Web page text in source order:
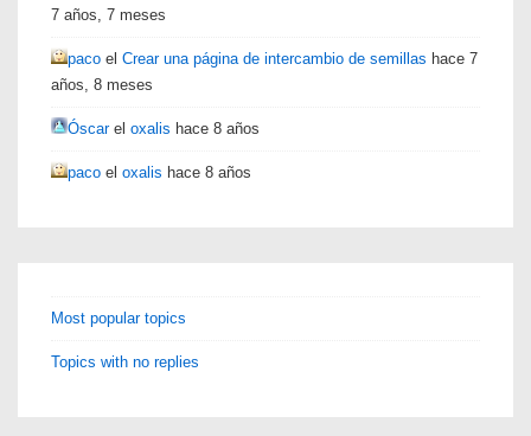
7 años, 7 meses
paco el Crear una página de intercambio de semillas hace 7
años, 8 meses
Óscarel oxalis hace 8 años
paco el oxalis hace 8 años
Most popular topics
Topics with no replies